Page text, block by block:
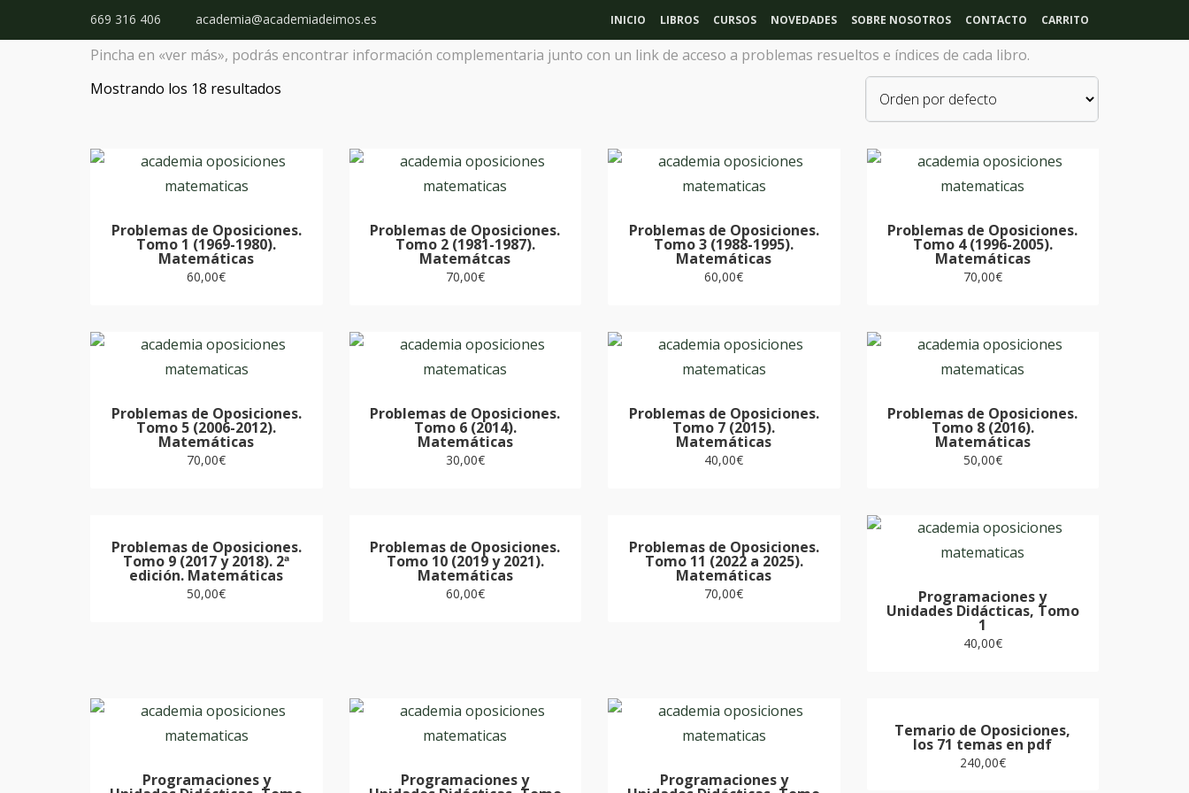
669 316 406 academia@academiadeimos.es INICIO LIBROS CURSOS NOVEDADES SOBRE NOSOTROS CONTACTO CARRITO
Pincha en «ver más», podrás encontrar información complementaria junto con un link de acceso a problemas resueltos e índices de cada libro.
Mostrando los 18 resultados
Problemas de Oposiciones.
Tomo 1 (1969-1980).
Matemáticas
60,00€
Problemas de Oposiciones.
Tomo 2 (1981-1987).
Matemátcas
70,00€
Problemas de Oposiciones.
Tomo 3 (1988-1995).
Matemáticas
60,00€
Problemas de Oposiciones.
Tomo 4 (1996-2005).
Matemáticas
70,00€
Problemas de Oposiciones.
Tomo 5 (2006-2012).
Matemáticas
70,00€
Problemas de Oposiciones.
Tomo 6 (2014).
Matemáticas
30,00€
Problemas de Oposiciones.
Tomo 7 (2015).
Matemáticas
40,00€
Problemas de Oposiciones.
Tomo 8 (2016).
Matemáticas
50,00€
Problemas de Oposiciones.
Tomo 9 (2017 y 2018). 2ª
edición. Matemáticas
50,00€
Problemas de Oposiciones.
Tomo 10 (2019 y 2021).
Matemáticas
60,00€
Problemas de Oposiciones.
Tomo 11 (2022 a 2025).
Matemáticas
70,00€ Programaciones y
Unidades Didácticas, Tomo
1
40,00€
Programaciones y Programaciones y Programaciones y
Temario de Oposiciones,
los 71 temas en pdf
240,00€